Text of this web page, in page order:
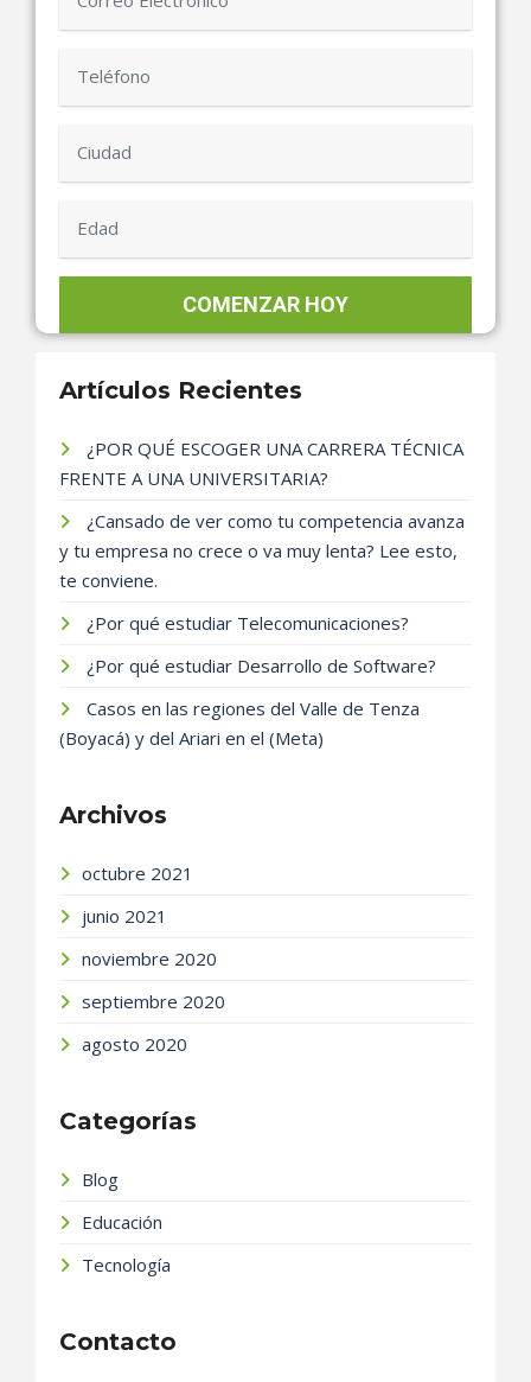
Artículos Recientes
¿POR QUÉ ESCOGER UNA CARRERA TÉCNICA
FRENTE A UNA UNIVERSITARIA?
¿Cansado de ver como tu competencia avanza
y tu empresa no crece o va muy lenta? Lee esto,
te conviene.
¿Por qué estudiar Telecomunicaciones?
¿Por qué estudiar Desarrollo de Software?
Casos en las regiones del Valle de Tenza
(Boyacá) y del Ariari en el (Meta)
Archivos
octubre 2021
junio 2021
noviembre 2020
septiembre 2020
agosto 2020
Categorías
Blog
Educación
Tecnología
Contacto